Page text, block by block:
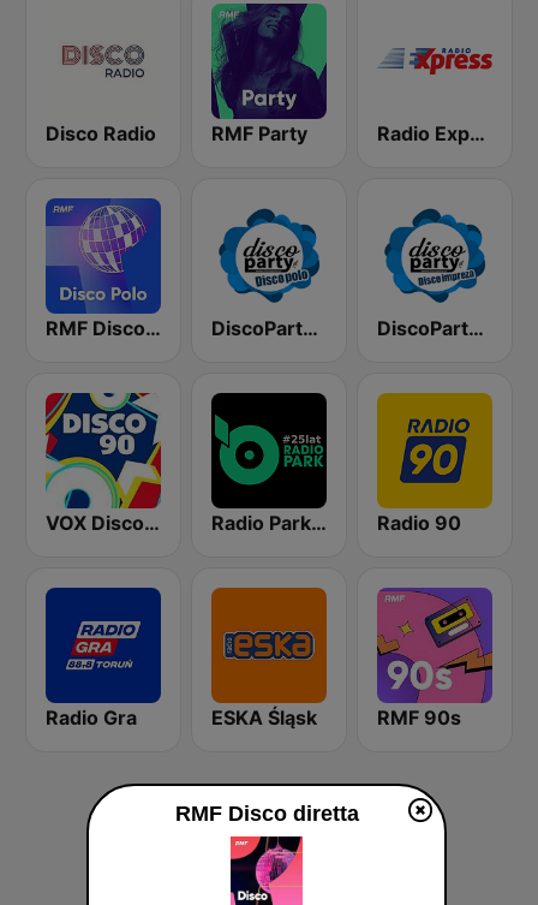
Disco Radio RMF Party Radio Express
RMF Disco Polo DiscoParty.pl - Disco Polo DiscoParty.pl - Disco Impreza
VOX Disco 90 Radio Park FM 93.9 Radio 90
Radio Gra ESKA Śląsk RMF 90s
RMF Disco diretta